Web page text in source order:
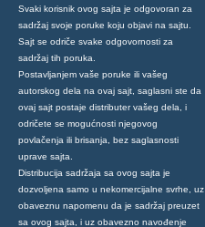
Svaki korisnik ovog sajta je odgovoran za
sadržaj svoje poruke koju objavi na sajtu.
Sajt se odriče svake odgovornosti za
sadržaj tih poruka.
Postavljanjem vaše poruke ili vašeg
autorskog dela na ovaj sajt, saglasni ste da
ovaj sajt postaje distributer vašeg dela, i
odričete se mogućnosti njegovog
povlačenja ili brisanja, bez saglasnosti
uprave sajta.
Distribucija sadržaja sa ovog sajta je
dozvoljena samo u nekomercijalne svrhe, uz
obaveznu napomenu da je sadržaj preuzet
sa ovog sajta, i uz obavezno navođenje